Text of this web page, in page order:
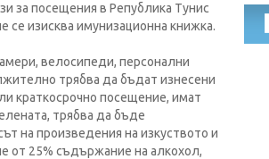
за посещения в Република Тунис
се изисква имунизационна книжка.
велосипеди, персонални
трябва да бъдат изнесени
краткосрочно посещение, имат
трябва да бъде
на произведения на изкуството и
от 25% съдържание на алкохол,